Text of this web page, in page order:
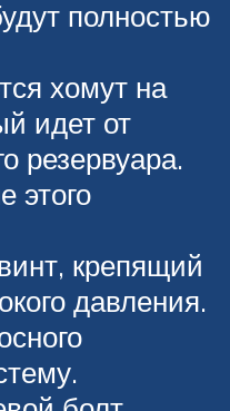
полностью
хомут на
идет от
резервуара.
этого
крепящий
давления.